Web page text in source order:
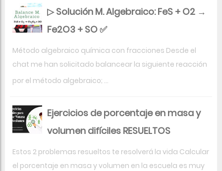
▷ Solución M. Algebraico: FeS + O2 →
Fe2O3 + SO ✅
Método algebraico química con fracciones Desde el
chat me han solicitado balancear la siguiente reacción
por el método algebraico; ...
Ejercicios de porcentaje en masa y
volumen difíciles RESUELTOS
Estos 2 problemas resueltos te resolverá la vida Calcular
el porcentaje en masa y volumen en la escuela es muy